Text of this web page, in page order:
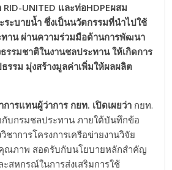
RID-UNITED และท่อHDPEผสม
ระบายน้ำ ซึ่งเป็นนวัตกรรมที่นำไปใช้
าน ผ่านความร่วมมือด้านการพัฒนา
รรมชาติในงานชลประทาน ให้เกิดการ
ธรรม มุ่งสร้างมูลค่าเพิ่มให้ผลผลิต
การแทนผู้ว่าการ กยท. เปิดเผยว่า กยท.
บกรมชลประทาน ภายใต้บันทึกข้อ
ชาการโครงการเครือข่ายงานวิจัย
ณภาพ สอดรับกับนโยบายหลักสำคัญ
ะสหกรณ์ในการส่งเสริมการใช้